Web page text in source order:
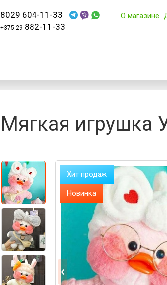
8029 604-11-33
+375 29 882-11-33
О магазине
Мягкая игрушка
Хит продаж
Новинка